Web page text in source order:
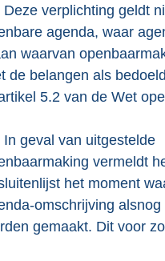
Deze verplichting geldt
agenda, waar
waarvan
de belangen als
5.2 van de Wet
In geval van uitgestelde
vermeldt
het moment
omschrijving alsnog
gemaakt. Dit voor